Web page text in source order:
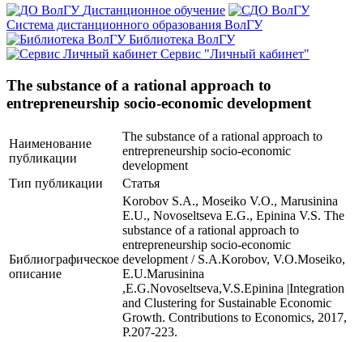
Дистанционное обучение
Система дистанционного образования ВолГУ
Библиотека ВолГУ
Сервис "Личный кабинет"
The substance of a rational approach to
entrepreneurship socio-economic development
Наименование
публикации
The substance of a rational approach to
entrepreneurship socio-economic
development
Тип публикации
Статья
Библиографическое
описание
Korobov S.A., Moseiko V.O., Marusinina
E.U., Novoseltseva E.G., Epinina V.S. The
substance of a rational approach to
entrepreneurship socio-economic
development / S.A.Korobov, V.O.Moseiko,
E.U.Marusinina
,E.G.Novoseltseva,V.S.Epinina |Integration
and Clustering for Sustainable Economic
Growth. Contributions to Economics, 2017,
P.207-223.